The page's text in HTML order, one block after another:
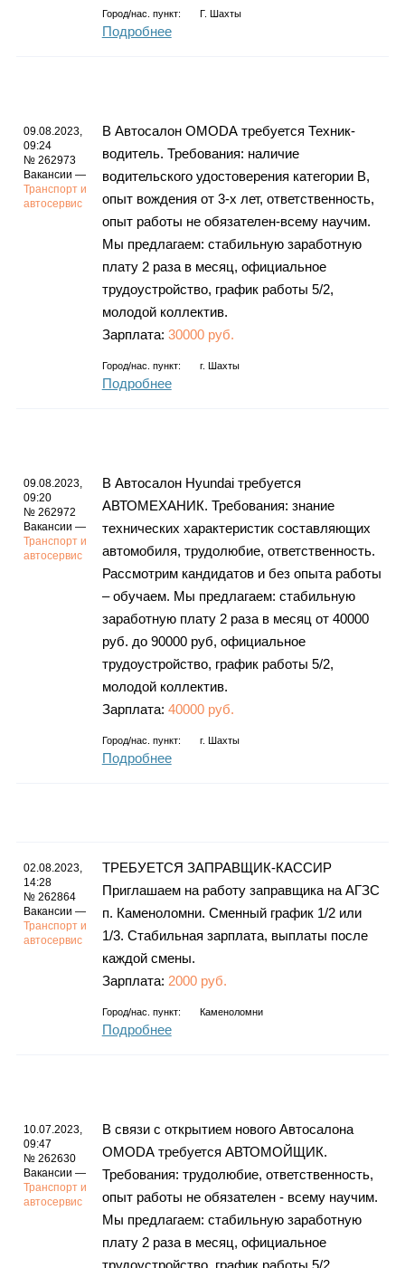
Город/нас. пункт: Г. Шахты
Подробнее
09.08.2023,
09:24
№ 262973
Вакансии —
Транспорт и
автосервис
В Автосалон ОМОDА требуется Техник-
водитель. Требования: наличие
водительского удостоверения категории В,
опыт вождения от 3-х лет, ответственность,
опыт работы не обязателен-всему научим.
Мы предлагаем: стабильную заработную
плату 2 раза в месяц, официальное
трудоустройство, график работы 5/2,
молодой коллектив.
Зарплата: 30000 руб.
Город/нас. пункт: г. Шахты
Подробнее
09.08.2023,
09:20
№ 262972
Вакансии —
Транспорт и
автосервис
В Автосалон Hyundai требуется
АВТОМЕХАНИК. Требования: знание
технических характеристик составляющих
автомобиля, трудолюбие, ответственность.
Рассмотрим кандидатов и без опыта работы
– обучаем. Мы предлагаем: стабильную
заработную плату 2 раза в месяц от 40000
руб. до 90000 руб, официальное
трудоустройство, график работы 5/2,
молодой коллектив.
Зарплата: 40000 руб.
Город/нас. пункт: г. Шахты
Подробнее
02.08.2023,
14:28
№ 262864
Вакансии —
Транспорт и
автосервис
ТРЕБУЕТСЯ ЗАПРАВЩИК-КАССИР
Приглашаем на работу заправщика на АГЗС
п. Каменоломни. Сменный график 1/2 или
1/3. Стабильная зарплата, выплаты после
каждой смены.
Зарплата: 2000 руб.
Город/нас. пункт: Каменоломни
Подробнее
10.07.2023,
09:47
№ 262630
Вакансии —
Транспорт и
автосервис
В связи с открытием нового Автосалона
ОМОDА требуется АВТОМОЙЩИК.
Требования: трудолюбие, ответственность,
опыт работы не обязателен - всему научим.
Мы предлагаем: стабильную заработную
плату 2 раза в месяц, официальное